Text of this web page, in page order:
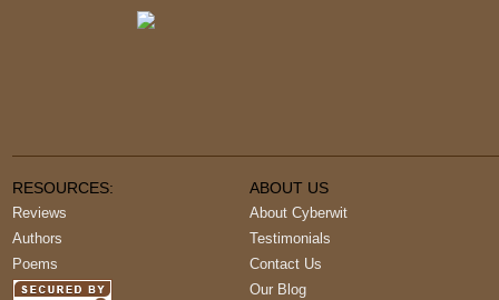
RESOURCES:
Reviews
Authors
Poems
ABOUT US
About Cyberwit
Testimonials
Contact Us
Our Blog